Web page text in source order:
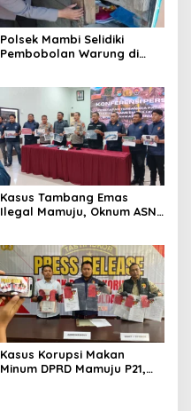
Polsek Mambi Selidiki
Pembobolan Warung di
Kasus Tambang Emas
Ilegal Mamuju, Oknum ASN
Kasus Korupsi Makan
Minum DPRD Mamuju P21,